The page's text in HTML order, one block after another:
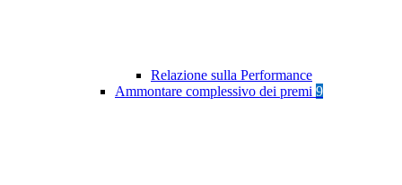
Relazione sulla Performance
Ammontare complessivo dei premi 9